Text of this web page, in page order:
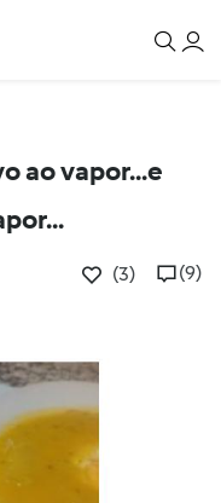
ao vapor...e
(3) (9)